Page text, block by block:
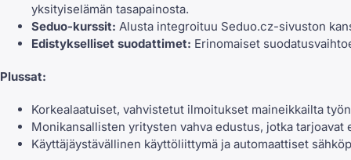
yksityiselämän tasapainosta.
Seduo-kurssit: Alusta integroituu Seduo.cz-sivuston
Edistykselliset suodattimet: Erinomaiset
Plussat:
Korkealaatuiset, vahvistetut ilmoitukset maineikkailta
Monikansallisten yritysten vahva edustus, jotka tarjoavat
Käyttäjäystävällinen käyttöliittymä ja automaattiset